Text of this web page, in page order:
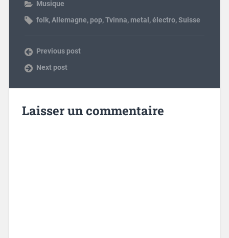
Musique
folk,Allemagne, pop,Tvinna, metal ,électro,Suisse
Previous post
Next post
Laisser un commentaire